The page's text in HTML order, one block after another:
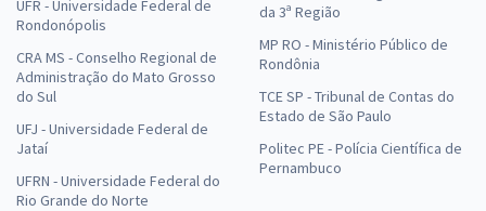
UFR - Universidade Federal de
Rondonópolis
CRA MS - Conselho Regional de
Administração do Mato Grosso
do Sul
UFJ - Universidade Federal de
Jataí
UFRN - Universidade Federal do
Rio Grande do Norte
da 3ª Região
MP RO - Ministério Público de
Rondônia
TCE SP - Tribunal de Contas do
Estado de São Paulo
Politec PE - Polícia Científica de
Pernambuco